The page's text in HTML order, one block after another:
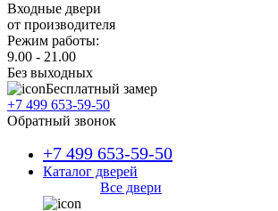
Входные двери
от производителя
Режим работы:
9.00 - 21.00
Без выходных
Бесплатный замер
+7 499 653-59-50
Обратный звонок
+7 499 653-59-50
Каталог дверей
Все двери